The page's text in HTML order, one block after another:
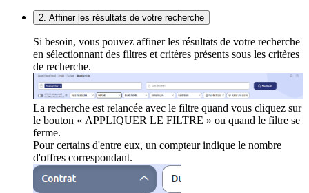
2. Affiner les résultats de votre recherche
Si besoin, vous pouvez affiner les résultats de votre recherche
en sélectionnant des filtres et critères présents sous les critères
de recherche.
La recherche est relancée avec le filtre quand vous cliquez sur
le bouton « APPLIQUER LE FILTRE » ou quand le filtre se
ferme.
Pour certains d'entre eux, un compteur indique le nombre
d'offres correspondant.